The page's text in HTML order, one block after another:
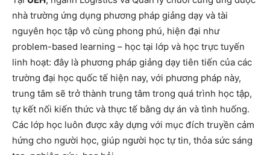
nhà trường ứng dụng phương pháp giảng dạy và tài
nguyên học tập vô cùng phong phú, hiện đại như
problem-based learning – học tại lớp và học trực tuyến
linh hoạt: đây là phương pháp giảng dạy tiên tiến của các
trường đại học quốc tế hiện nay, với phương pháp này,
trung tâm sẽ trở thành trung tâm trong quá trình học tập,
tự kết nối kiến thức và thực tế bằng dự án và tình huống.
Các lớp học luôn được xây dựng với mục đích truyền cảm
hứng cho người học, giúp người học tự tin, thỏa sức sáng